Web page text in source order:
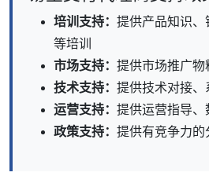
培训支持： 提供产品知识
等培训
市场支持： 提供市场推广
技术支持： 提供技术对接
运营支持： 提供运营指导
政策支持： 提供有竞争力的